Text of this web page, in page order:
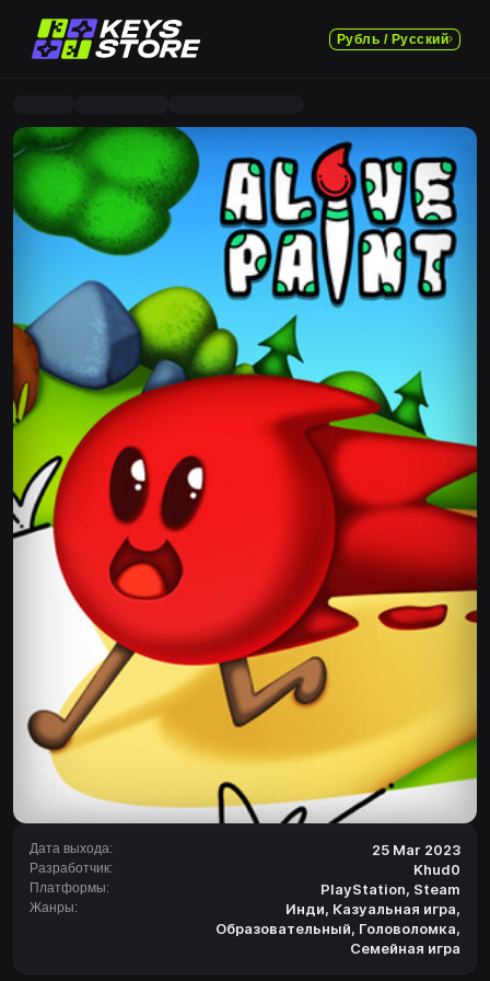
Рубль / Русский
Дата выхода: 25 Mar 2023
Разработчик: Khud0
Платформы: PlayStation, Steam
Жанры: Инди, Казуальная игра,
Образовательный, Головоломка,
Семейная игра